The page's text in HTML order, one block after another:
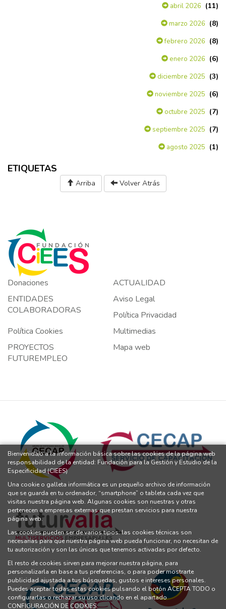
abril 2026 (11)
marzo 2026 (8)
febrero 2026 (8)
enero 2026 (6)
diciembre 2025 (3)
noviembre 2025 (6)
octubre 2025 (7)
septiembre 2025 (7)
agosto 2025 (1)
ETIQUETAS
Arriba Volver Atrás
Donaciones
ACTUALIDAD
ENTIDADES
COLABORADORAS
Aviso Legal
Política Privacidad
Política Cookies
Multimedias
PROYECTOS
FUTUREMPLEO
Mapa web
Bienvenida/o a la información básica sobre las cookies de la página web
responsabilidad de la entidad: Fundación para la Gestión y Estudio de la
Especificidad (CIEES)
Una cookie o galleta informática es un pequeño archivo de información
que se guarda en tu ordenador, “smartphone” o tableta cada vez que
visitas nuestra página web. Algunas cookies son nuestras y otras
pertenecen a empresas externas que prestan servicios para nuestra
página web.
Las cookies pueden ser de varios tipos: las cookies técnicas son
necesarias para que nuestra página web pueda funcionar, no necesitan de
tu autorización y son las únicas que tenemos activadas por defecto.
El resto de cookies sirven para mejorar nuestra página, para
personalizarla en base a tus preferencias, o para poder mostrarte
publicidad ajustada a tus búsquedas, gustos e intereses personales.
Puedes aceptar todas estas cookies pulsando el botón ACEPTA TODO o
configurarlas o rechazar su uso clicando en el apartado
CONFIGURACIÓN DE COOKIES.